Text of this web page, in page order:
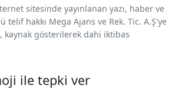
sitesinde yayınlanan yazı, haber ve
hakkı Mega Ajans ve Rek. Tic. A.Ş'ye
kaynak gösterilerek dahi iktibas
ile tepki ver